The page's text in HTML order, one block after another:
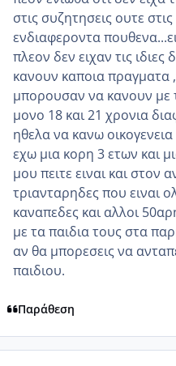
στις συζητησεις ουτε
ενδιαφεροντα
πλεον δεν ειχαν τις ιδιες
κανουν καποια
μπορουσαν να κανουν με
μονο 18 και 21 χρονια
ηθελα να κανω οικογενεια
εχω μια κορη 3 ετων και
μου πειτε ειναι και στον
τριανταρηδες που ειναι
καναπεδες και αλλοι
με τα παιδια τους στα
αν θα μπορεσεις να
παιδιου.
Παράθεση